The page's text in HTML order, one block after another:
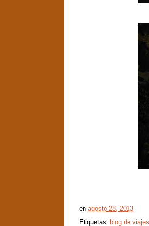
en agosto 28, 2013
Etiquetas: blog de viajes